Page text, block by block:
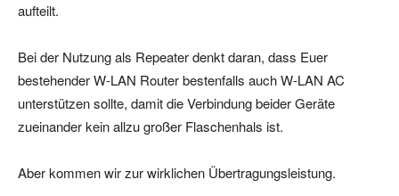
aufteilt.
Bei der Nutzung als Repeater denkt daran, dass Euer
bestehender W-LAN Router bestenfalls auch W-LAN AC
unterstützen sollte, damit die Verbindung beider Geräte
zueinander kein allzu großer Flaschenhals ist.
Aber kommen wir zur wirklichen Übertragungsleistung.